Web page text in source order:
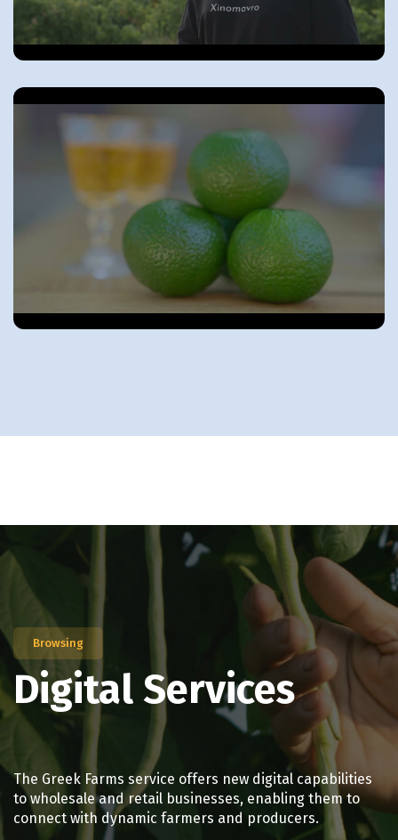
Browsing
Digital Services
The Greek Farms service offers new digital capabilities
to wholesale and retail businesses, enabling them to
connect with dynamic farmers and producers.